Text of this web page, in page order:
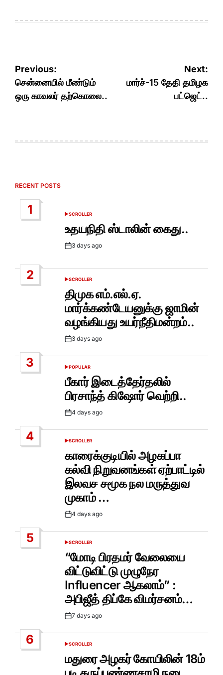
Post
navigation
Previous:
சென்னையில் மீண்டும்
ஒரு காவலர் தற்கொலை..
Next:
மார்ச்-15 தேதி தமிழக
பட்ஜெட்..
RECENT POSTS
1
POSTED
SCROLLER
உதயநிதி ஸ்டாலின் கைது..
Post3 days ago
2
POSTED
SCROLLER
திமுக எம்.எல்.ஏ.
மார்க்கண்டேயனுக்கு ஜாமின்
வழங்கியது உயர்நீதிமன்றம்..
Post3 days ago
3
POSTED
POPULAR
பீகார் இடைத்தேர்தலில்
பிரசாந்த் கிஷோர் வெற்றி..
Post4 days ago
4
POSTED
SCROLLER
காரைக்குடியில் அழகப்பா
கல்வி நிறுவனங்கள் ஏற்பாட்டில்
இலவச சமூக நல மருத்துவ
முகாம் …
Post4 days ago
5
POSTED
SCROLLER
“மோடி பிரதமர் வேலையை
விட்டுவிட்டு முழுநேர
Influencer ஆகலாம்” :
அபிஜீத் திப்கே விமர்சனம்…
Post7 days ago
6
POSTED
SCROLLER
மதுரை அழகர் கோயிலின் 18ம்